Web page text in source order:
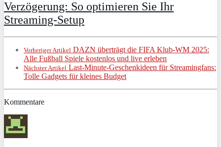
Verzögerung: So optimieren Sie Ihr
Streaming-Setup
Vorheriger Artikel DAZN überträgt die FIFA Klub-WM 2025:
Alle Fußball Spiele kostenlos und live erleben
Nächster Artikel Last-Minute-Geschenkideen für Streamingfans:
Tolle Gadgets für kleines Budget
Kommentare